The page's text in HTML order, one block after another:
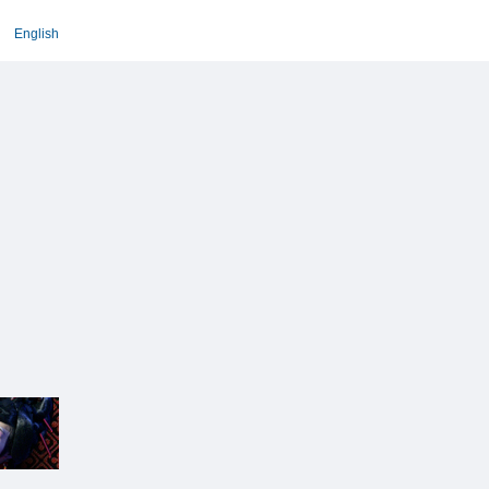
English